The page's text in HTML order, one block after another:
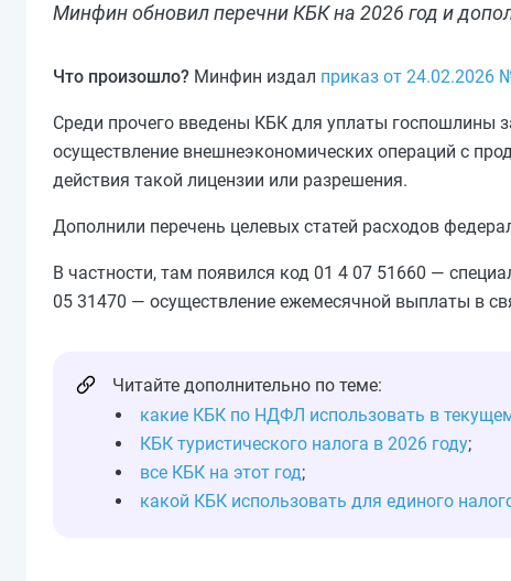
Минфин обновил перечни КБК на 2026 год и
Что произошло? Минфин издал приказ от 24.02.2026
Среди прочего введены КБК для уплаты госпошлины
осуществление внешнеэкономических операций с
действия такой лицензии или разрешения.
Дополнили перечень целевых статей расходов
В частности, там появился код 01 4 07 51660 —
05 31470 — осуществление ежемесячной выплаты в
Читайте дополнительно по теме:
какие КБК по НДФЛ использовать в
КБК туристического налога в 2026 году;
все КБК на этот год;
какой КБК использовать для единого